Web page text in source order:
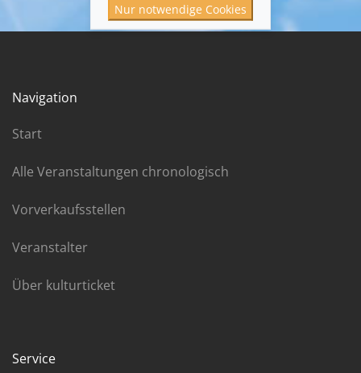
Navigation
Start
Alle Veranstaltungen chronologisch
Vorverkaufsstellen
Veranstalter
Über kulturticket
Service
Nur notwendige Cookies